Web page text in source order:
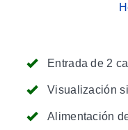
Entrada de 2
Visualización
Alimentación